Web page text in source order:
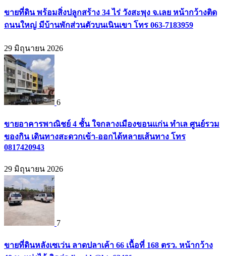
ขายที่ดิน พร้อมสิ่งปลูกสร้าง 34 ไร่ วังสะพุง จ.เลย หน้ากว้างติด
ถนนใหญ่ มีบ้านพักส่วนตัวบนเนินเขา โทร 063-7183959
29 มิถุนายน 2026
6
ขายอาคารพาณิชย์ 4 ชั้น ใจกลางเมืองขอนแก่น ทำเล ศูนย์รวม
ของกิน เดินทางสะดวกเข้า-ออกได้หลายเส้นทาง โทร
0817420943
29 มิถุนายน 2026
7
ขายที่ดินหลังเซเว่น ลาดปลาเค้า 66 เนื้อที่ 168 ตรว. หน้ากว้าง